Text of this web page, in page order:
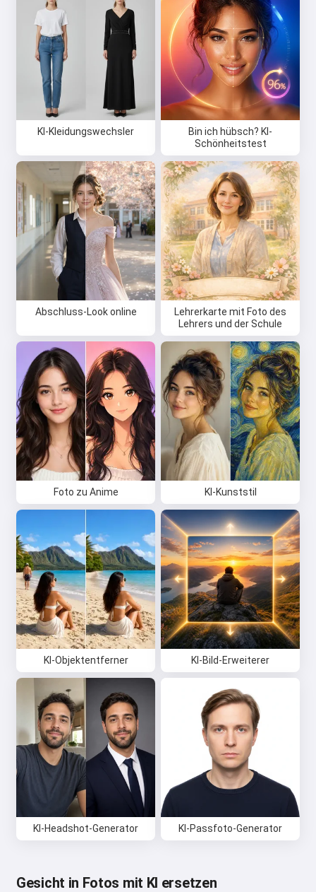
KI-Kleidungswechsler
Bin ich hübsch? KI-
Schönheitstest
Abschluss-Look online
Lehrerkarte mit Foto des
Lehrers und der Schule
Foto zu Anime KI-Kunststil
KI-Objektentferner KI-Bild-Erweiterer
KI-Headshot-Generator KI-Passfoto-Generator
Gesicht in Fotos mit KI ersetzen